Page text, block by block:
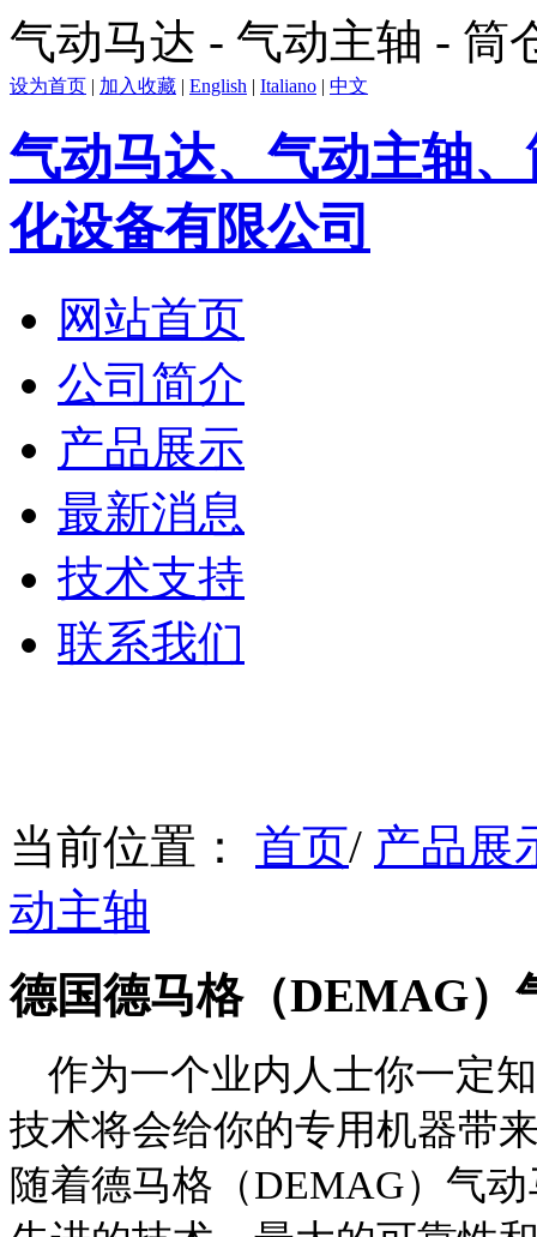
气动马达 - 气动主轴 - 筒
设为首页 | 加入收藏 | English | Italiano | 中文
气动马达、气动主轴
化设备有限公司
网站首页
公司简介
产品展示
最新消息
技术支持
联系我们
当前位置： 首页/ 产品展
动主轴
德国德马格（DEMAG）
作为一个业内人士你一定
技术将会给你的专用机器带
随着德马格（DEMAG）气